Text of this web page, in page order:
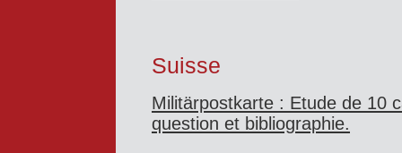
Suisse
Militärpostkarte : Etude de 10
question et bibliographie.